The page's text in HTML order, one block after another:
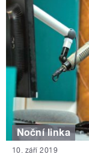
Noční linka
10. září 2019